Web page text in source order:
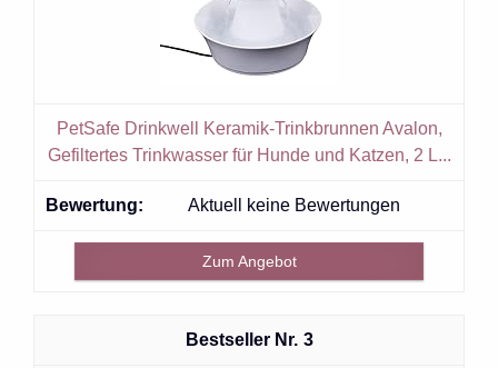
PetSafe Drinkwell Keramik-Trinkbrunnen Avalon,
Gefiltertes Trinkwasser für Hunde und Katzen, 2 L...
Aktuell keine Bewertungen
Zum Angebot
3